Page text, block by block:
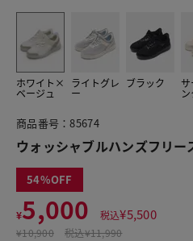
ホワイト×
ベージュ
ライトグレ
ー
ブラック サ
商品番号：85674
ウォッシャブルハンズフリー
54
¥5,000 税込¥5,500
¥10,900 税込¥11,990
この商品をシェアする
¥5,000
税込¥5,500